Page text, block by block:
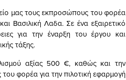
μας τους εκπροσώπους του φορέα
Βασιλική Λαδα. Σε ένα εξαιρετικό
για την έναρξη του έργου και
τάξης.
αξίας 500 €, καθώς και την
φορέα για την πιλοτική εφαρμογή